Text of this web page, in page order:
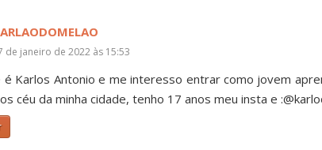
de janeiro de 2022 às 15:53
é Karlos Antonio e me interesso entrar como jovem
céu da minha cidade, tenho 17 anos meu insta e